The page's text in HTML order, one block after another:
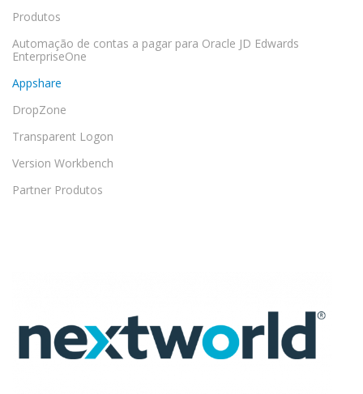
Produtos
Automação de contas a pagar para Oracle JD Edwards
EnterpriseOne
Appshare
DropZone
Transparent Logon
Version Workbench
Partner Produtos